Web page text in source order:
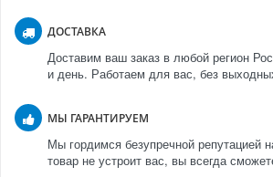
ДОСТАВКА
Доставим ваш заказ в любой регион
и день. Работаем для вас, без
МЫ ГАРАНТИРУЕМ
Мы гордимся безупречной репутацией
товар не устроит вас, вы всегда